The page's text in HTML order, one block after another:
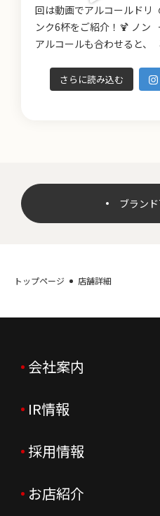
さらに読み込む
ブラン
トップページ 店舗詳細
会社案内
会社案内TOP
ご挨拶
会社概要
IR情報
IR情報TOP
ニュースリリース
採用情報
採用情報TOP
お店紹介